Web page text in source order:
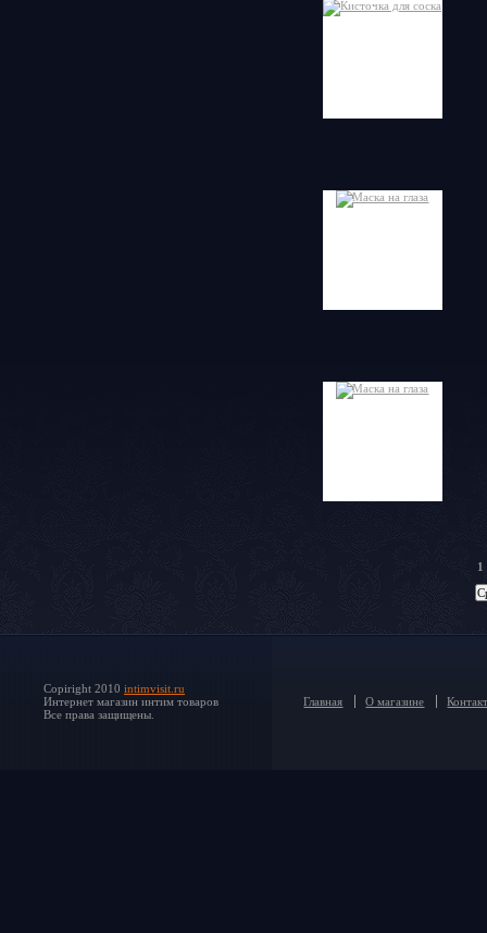
1
Copiright 2010 intimvisit.ru
Интернет магазин интим товаров
Все права защищены.
Главная О магазине